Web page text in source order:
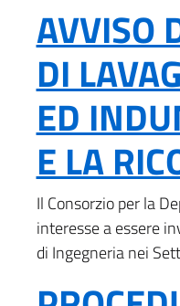
AVVISO
DI
ED
E LA
Il Consorzio per la
interesse a essere
di Ingegneria nei